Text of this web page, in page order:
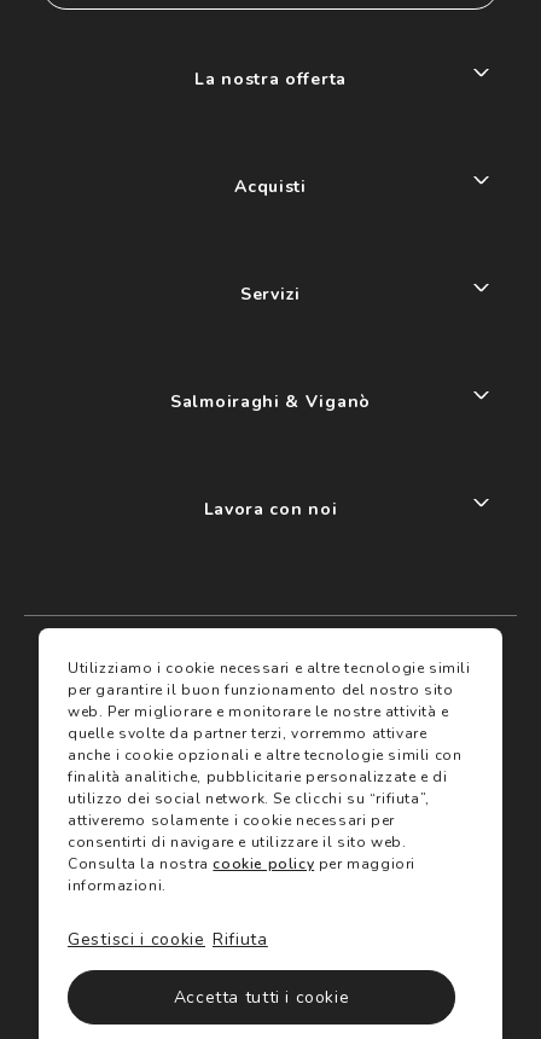
I miei preferiti
Assicurazioni
Servizi
Trova negozio
Gift Card
La nostra offerta
Acquisti
Servizi
Salmoiraghi & Viganò
Lavora con noi
Termini e condizioni
Termini di vendita
Avvertenze e informazioni di sicurezza sui prodotti
Informativa sulla Privacy
Utilizzo dei cookie
Utilizziamo i cookie necessari e altre tecnologie simili
per garantire il buon funzionamento del nostro sito
web. Per migliorare e monitorare le nostre attività e
quelle svolte da partner terzi, vorremmo attivare
anche i cookie opzionali e altre tecnologie simili con
finalità analitiche, pubblicitarie personalizzate e di
utilizzo dei social network. Se clicchi su “rifiuta”,
attiveremo solamente i cookie necessari per
consentirti di navigare e utilizzare il sito web.
Consulta la nostracookie policy per maggiori
informazioni.
Accetta tutti i cookie
Rifiuta
Gestisci i cookie